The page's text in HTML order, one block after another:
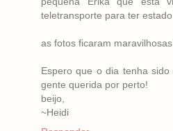
teletransporte para ter
as fotos ficaram
Espero que o dia tenha
gente querida por perto!
beijo,
~Heidi